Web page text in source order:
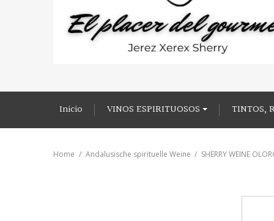
Inicio VINOS ESPIRITUOSOS TINTOS,
Home Andalusische spirituelle Weine SHERRY WEINE